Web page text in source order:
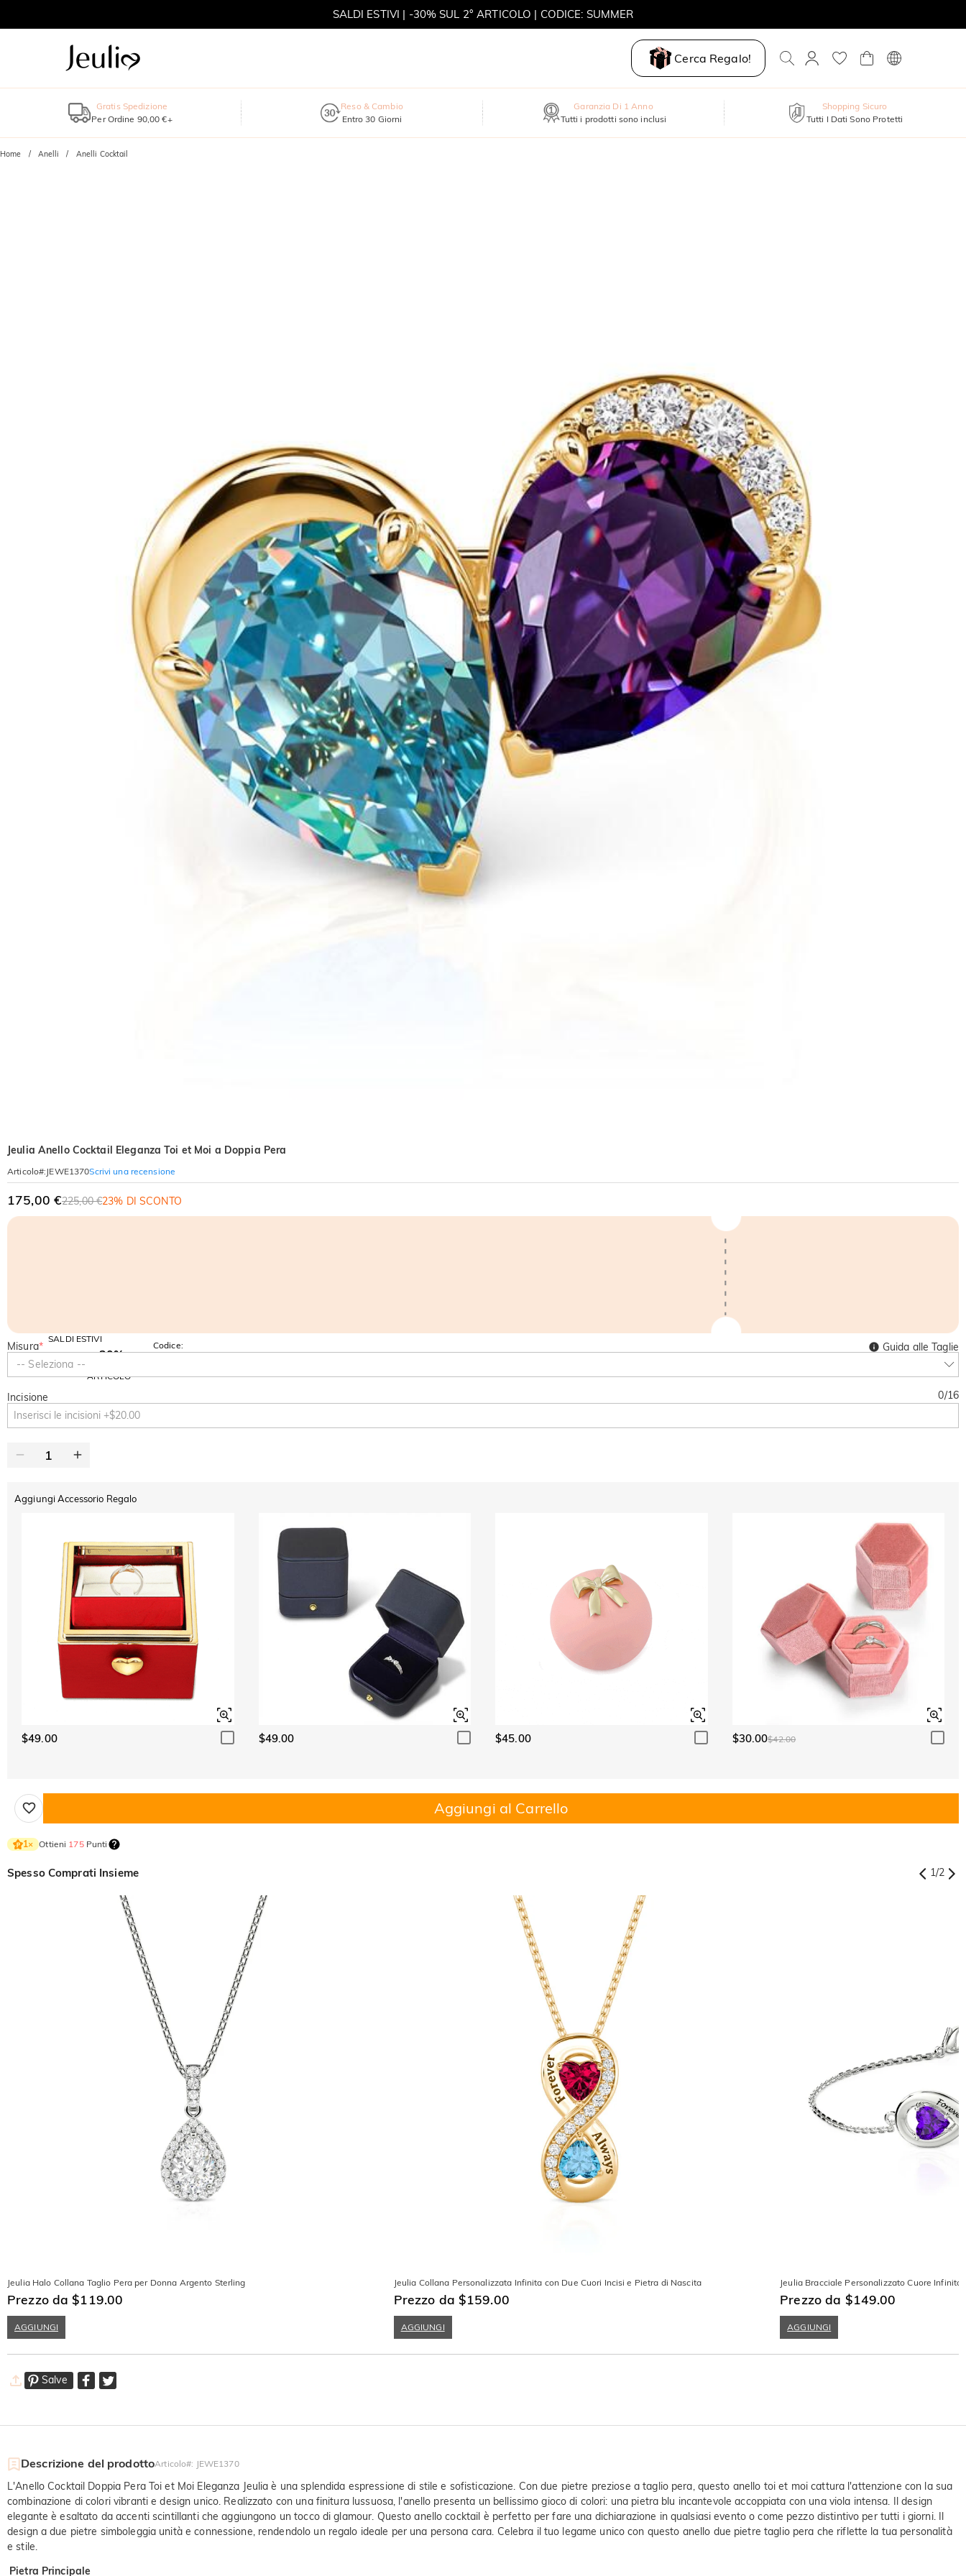
SALDI ESTIVI | -30% SUL 2° ARTICOLO | CODICE: SUMMER
Cerca Regalo!
Gratis Spedizione
Per Ordine 90,00 €+
Reso & Cambio
Entro 30 Giorni
Garanzia Di 1 Anno
Tutti i prodotti sono inclusi
Shopping Sicuro
Tutti I Dati Sono Protetti
Home Anelli Anelli Cocktail
Jeulia Anello Cocktail Eleganza Toi et Moi a Doppia Pera
Articolo#: JEWE1370Scrivi una recensione
175,00 €225,00 €23% DI SCONTO
SALDI ESTIVI
-10%
SU TUTTO
-30%
ARTICOLO
Codice:
SUMMER
Misura*
-- Seleziona --
Guida alle Taglie
Incisione 0/16
Aggiungi Accessorio Regalo
$49.00 $49.00 $45.00 $30.00$42.00
Aggiungi al Carrello
1× Ottieni 175Punti
Spesso Comprati Insieme 1/2
Jeulia Halo Collana Taglio Pera per Donna Argento Sterling
Prezzo da $119.00
AGGIUNGI
Jeulia Collana Personalizzata Infinita con Due Cuori Incisi e Pietra di Nascita
Prezzo da $159.00
AGGIUNGI
Jeulia Bracciale Personalizzato Cuore
Prezzo da $149.00
AGGIUNGI
Salve
Descrizione del prodottoArticolo#: JEWE1370
L'Anello Cocktail Doppia Pera Toi et Moi Eleganza Jeulia è una splendida espressione di stile e sofisticazione. Con due pietre preziose a taglio pera, questo anello toi et moi cattura l'attenzione con la sua
combinazione di colori vibranti e design unico. Realizzato con una finitura lussuosa, l'anello presenta un bellissimo gioco di colori: una pietra blu incantevole accoppiata con una viola intensa. Il design
elegante è esaltato da accenti scintillanti che aggiungono un tocco di glamour. Questo anello cocktail è perfetto per fare una dichiarazione in qualsiasi evento o come pezzo distintivo per tutti i giorni. Il
design a due pietre simboleggia unità e connessione, rendendolo un regalo ideale per una persona cara. Celebra il tuo legame unico con questo anello due pietre taglio pera che riflette la tua personalità
e stile.
Pietra Principale